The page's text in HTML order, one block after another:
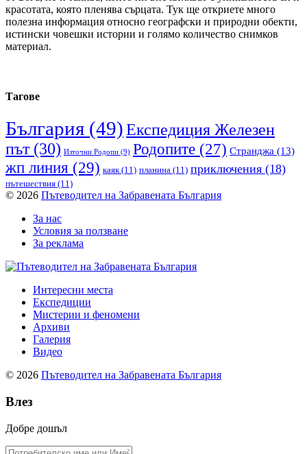
красотата, която пленява сърцата. Тук ще откриете много
полезна информация относно географски и природни обекти,
истински човешки истории и голямо количество снимков
материал.
Тагове
България (49)Експедиция Железен
път(30) Източни Родопи (9) Родопите (27) Странджа (13)
жп линия (29) каяк(11) планина (11) приключения (18)
пътешествия (11)
© 2026 Пътеводител на Забравената България
За нас
Условия за ползване
За реклама
Интересни места
Експедиции
Мистерии и феномени
Архиви
Галерия
Видео
© 2026 Пътеводител на Забравената България
Влез
Добре дошъл